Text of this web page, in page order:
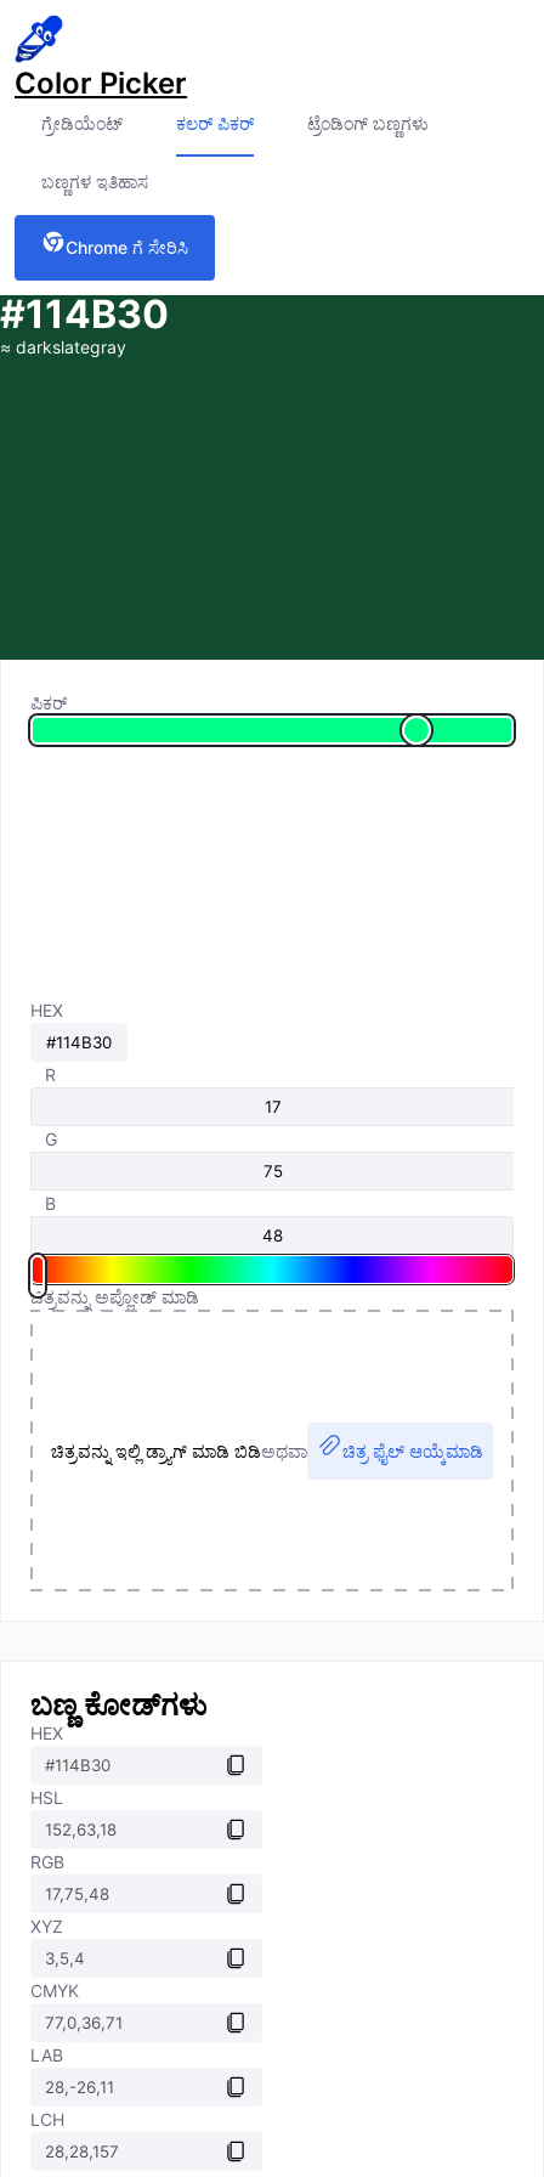
Color Picker
ಗ್ರೇಡಿಯೆಂಟ್ ಕಲರ್ ಪಿಕರ್ ಟ್ರೆಂಡಿಂಗ್ ಬಣ್ಣಗಳು
ಬಣ್ಣಗಳ ಇತಿಹಾಸ
Chrome ಗೆ ಸೇರಿಸಿ
#114B30
≈ darkslategray
ಪಿಕರ್
HEX
R
G
B
ಚಿತ್ರವನ್ನು ಅಪ್ಲೋಡ್ ಮಾಡಿ
ಚಿತ್ರವನ್ನು ಇಲ್ಲಿ ಡ್ರ್ಯಾಗ್ ಮಾಡಿ ಬಿಡಿಅಥವಾ ಚಿತ್ರ ಫೈಲ್ ಆಯ್ಕೆಮಾಡಿ
ಬಣ್ಣ ಕೋಡ್‌ಗಳು
HEX
HSL
RGB
XYZ
CMYK
LAB
LCH